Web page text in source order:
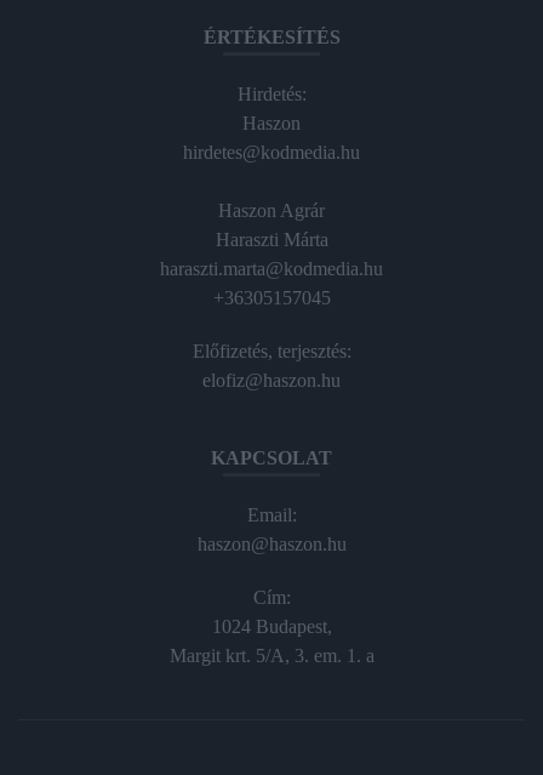
ÉRTÉKESÍTÉS
Hirdetés:
Haszon
hirdetes@kodmedia.hu
Haszon Agrár
Haraszti Márta
haraszti.marta@kodmedia.hu
+36305157045
Előfizetés, terjesztés:
elofiz@haszon.hu
KAPCSOLAT
Email:
haszon@haszon.hu
Cím:
1024 Budapest,
Margit krt. 5/A, 3. em. 1. a